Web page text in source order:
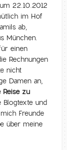
22.10.2012
im Hof
ab,
München.
einen
Rechnungen
nicht
Damen an,
Reise zu
und
Freunde
über meine